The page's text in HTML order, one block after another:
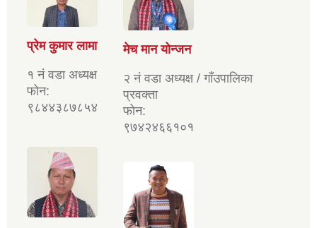
प्रेम कुमार लामा
१ नं वडा अध्यक्ष
फोन:
९८४४३८७८५४
मेच मान योन्जन
२ नं वडा अध्यक्ष / गाँउपालिका
प्रवक्ता
फोन:
९७४२४६६१०१